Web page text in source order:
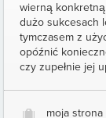
wierną
dużo sukcesach
tymczasem z
opóźnić
czy zupełnie jej
O moja strona